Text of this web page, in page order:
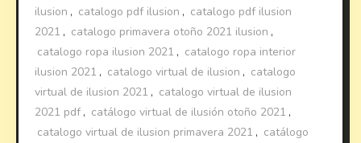
ilusion , catalogo pdf ilusion , catalogo pdf ilusion
2021 , catalogo primavera otoño 2021 ilusion ,
catalogo ropa ilusion 2021 , catalogo ropa interior
ilusion 2021 , catalogo virtual de ilusion , catalogo
virtual de ilusion 2021 , catalogo virtual de ilusion
2021 pdf , catálogo virtual de ilusión otoño 2021 ,
catalogo virtual de ilusion primavera 2021 , catálogo